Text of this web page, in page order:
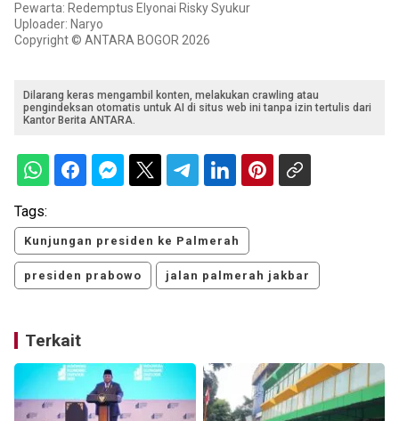
Pewarta: Redemptus Elyonai Risky Syukur
Uploader: Naryo
Copyright © ANTARA BOGOR 2026
Dilarang keras mengambil konten, melakukan crawling atau
pengindeksan otomatis untuk AI di situs web ini tanpa izin tertulis dari
Kantor Berita ANTARA.
Tags:
Kunjungan presiden ke Palmerah
presiden prabowo jalan palmerah jakbar
Terkait